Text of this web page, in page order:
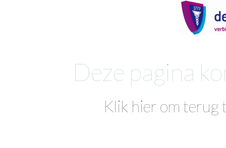
Deze pagina
Klik hier om terug